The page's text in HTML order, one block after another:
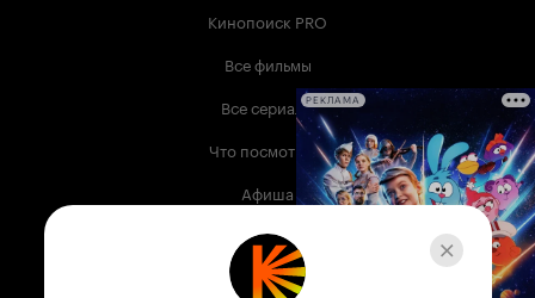
Кинопоиск PRO
Все фильмы
Все сериалы
Что посмотреть
Афиша
Музыка
Телепрограмма
РЕКЛАМА